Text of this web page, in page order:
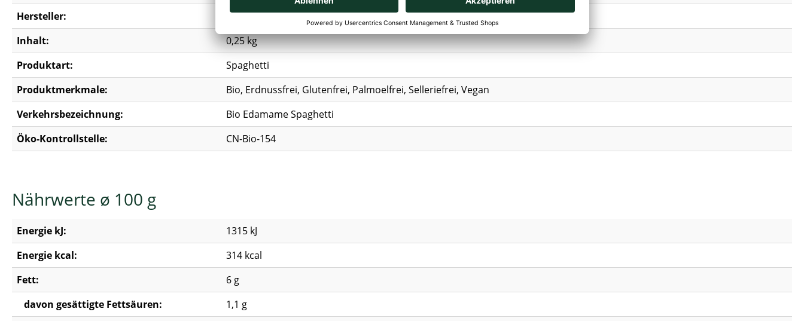
Hersteller:
Just Taste GmbH, Frankenstr. 3, 91126 Schwabach, Deutschland, ,
Inhalt:
0,25 kg
Produktart:
Spaghetti
Produktmerkmale:
Bio, Erdnussfrei, Glutenfrei, Palmoelfrei, Selleriefrei, Vegan
Verkehrsbezeichnung:
Bio Edamame Spaghetti
Öko-Kontrollstelle:
CN-Bio-154
Nährwerte ø 100 g
Energie kJ:
1315 kJ
Energie kcal:
314 kcal
Fett:
6 g
davon gesättigte Fettsäuren:
1,1 g